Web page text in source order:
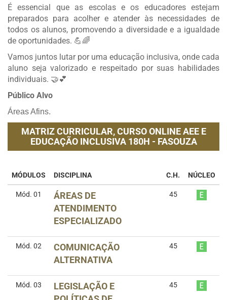
É essencial que as escolas e os educadores estejam
preparados para acolher e atender às necessidades de
todos os alunos, promovendo a diversidade e a igualdade
de oportunidades. 💪🌈
Vamos juntos lutar por uma educação inclusiva, onde cada
aluno seja valorizado e respeitado por suas habilidades
individuais. 🤝💕
Público Alvo
Áreas Afins.
MATRIZ CURRICULAR,CURSO ONLINE AEE E
EDUCAÇÃO INCLUSIVA 180H - FASOUZA
MÓDULOS DISCIPLINA C.H. NÚCLEO
Mód. 01
ÁREAS DE
ATENDIMENTO
ESPECIALIZADO
45
Mód. 02
COMUNICAÇÃO
ALTERNATIVA
45
Mód. 03
LEGISLAÇÃO E
45